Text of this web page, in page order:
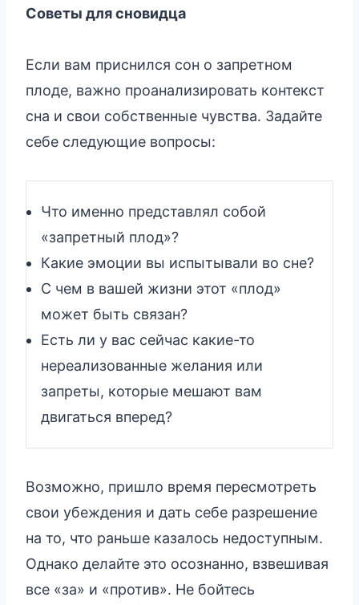
Советы для сновидца
Если вам приснился сон о запретном
плоде, важно проанализировать контекст
сна и свои собственные чувства. Задайте
себе следующие вопросы:
Что именно представлял собой
«запретный плод»?
Какие эмоции вы испытывали во сне?
С чем в вашей жизни этот «плод»
может быть связан?
Есть ли у вас сейчас какие-то
нереализованные желания или
запреты, которые мешают вам
двигаться вперед?
Возможно, пришло время пересмотреть
свои убеждения и дать себе разрешение
на то, что раньше казалось недоступным.
Однако делайте это осознанно, взвешивая
все «за» и «против». Не бойтесь